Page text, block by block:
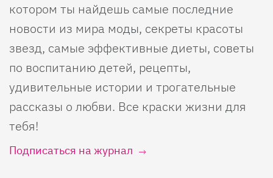
котором ты найдешь самые последние
новости из мира моды, секреты красоты
звезд, самые эффективные диеты, советы
по воспитанию детей, рецепты,
удивительные истории и трогательные
рассказы о любви. Все краски жизни для
тебя!
Подписаться на журнал